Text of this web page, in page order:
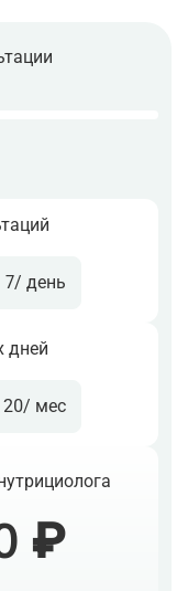
7/ день
дней
20/ мес
₽